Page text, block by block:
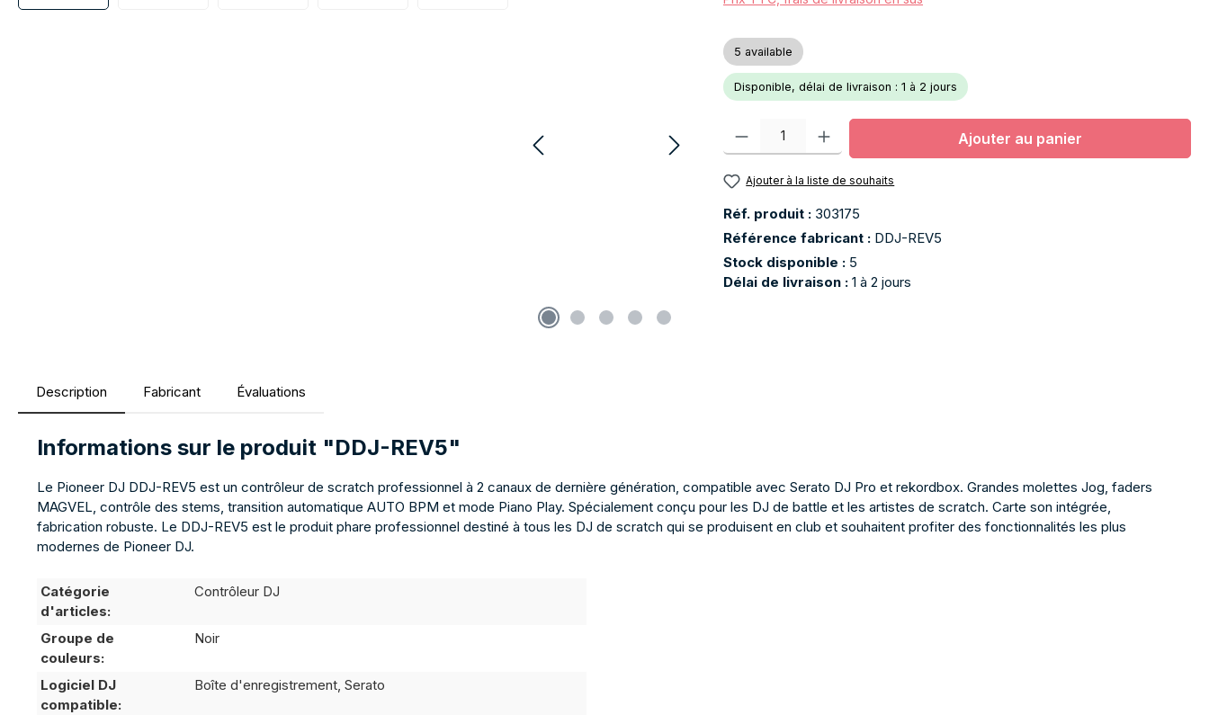
5 available
Disponible, délai de livraison : 1 à 2 jours
Quantité de produit : Entrez la quantité souhaitée ou utilisez les boutons pour
Ajouter au panier
Ajouter à la liste de souhaits
Réf. produit : 303175
Référence fabricant : DDJ-REV5
Stock disponible : 5
Délai de livraison : 1 à 2 jours
Description Fabricant Évaluations
Informations sur le produit "DDJ-REV5"
Le Pioneer DJ DDJ-REV5 est un contrôleur de scratch professionnel à 2 canaux de dernière génération, compatible avec Serato DJ Pro et rekordbox. Grandes molettes Jog, faders
MAGVEL, contrôle des stems, transition automatique AUTO BPM et mode Piano Play. Spécialement conçu pour les DJ de battle et les artistes de scratch. Carte son intégrée,
fabrication robuste. Le DDJ-REV5 est le produit phare professionnel destiné à tous les DJ de scratch qui se produisent en club et souhaitent profiter des fonctionnalités les plus
modernes de Pioneer DJ.
Catégorie
d'articles:
Contrôleur DJ
Groupe de
couleurs:
Noir
Logiciel DJ
compatible:
Boîte d'enregistrement, Serato